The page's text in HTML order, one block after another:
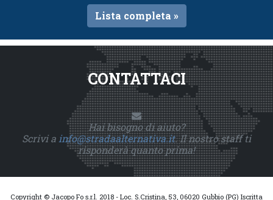
Lista completa »
CONTATTACI
Hai bisogno di aiuto?
Scrivi a info@stradaalternativa.it. Il nostro staff ti
risponderà quanto prima!
Copyright © Jacopo Fo s.r.l. 2018 - Loc. S.Cristina, 53, 06020 Gubbio (PG) Iscritta